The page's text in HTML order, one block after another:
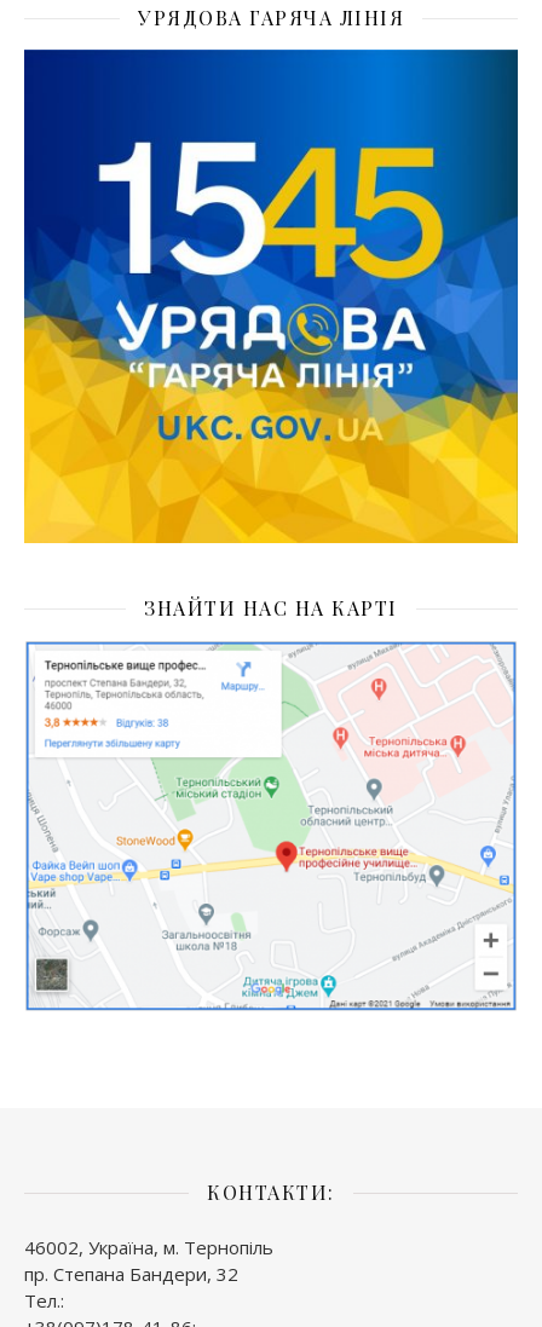
УРЯДОВА ГАРЯЧА ЛІНІЯ
ЗНАЙТИ НАС НА КАРТІ
КОНТАКТИ:
46002, Україна, м. Тернопіль
пр. Степана Бандери, 32
Тел.: